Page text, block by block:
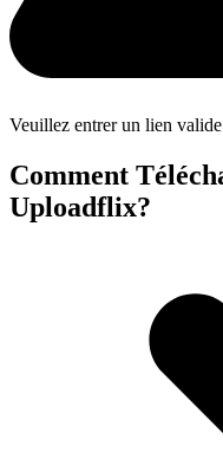
Veuillez entrer un lien valide
Comment
Uploadflix?